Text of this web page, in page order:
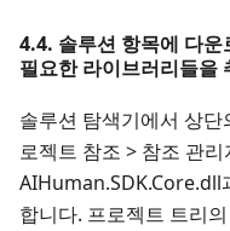
4.4. 솔루션 항목에 다
필요한 라이브러리들을
솔루션 탐색기에서 상
로젝트 참조 > 참조 관
합니다. 프로젝트 트리